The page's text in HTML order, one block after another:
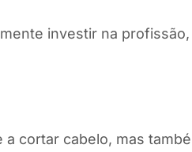
investir na
cortar cabelo, mas